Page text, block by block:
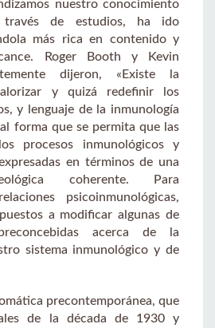
nuestro conocimiento
de estudios, ha ido
más rica en contenido y
Roger Booth y Kevin
dijeron, «Existe la
y quizá redefinir los
y lenguaje de la inmunología
forma que se permita que las
procesos inmunológicos y
en términos de una
coherente. Para
psicoinmunológicas,
a modificar algunas de
acerca de la
sistema inmunológico y de
precontemporánea, que
de la década de 1930 y